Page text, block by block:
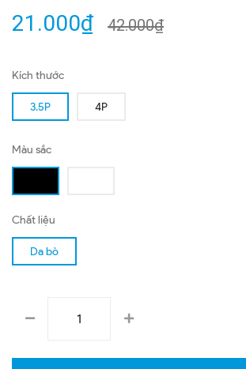
21.000₫ 42.000₫
Kích thước
3.5P 4P
Màu sắc
Chất liệu
Da bò